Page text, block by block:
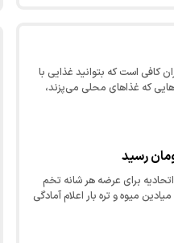
کافی است که بتوانید غذایی با
که غذاهای محلی می‌پزند،
برای عرضه هر شانه تخم
به سازمان میادین میوه و تره بار اعلام آمادگی